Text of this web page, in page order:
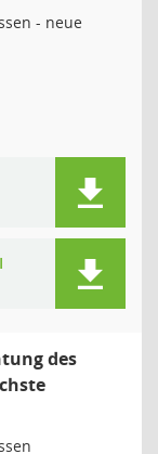
- neue
des